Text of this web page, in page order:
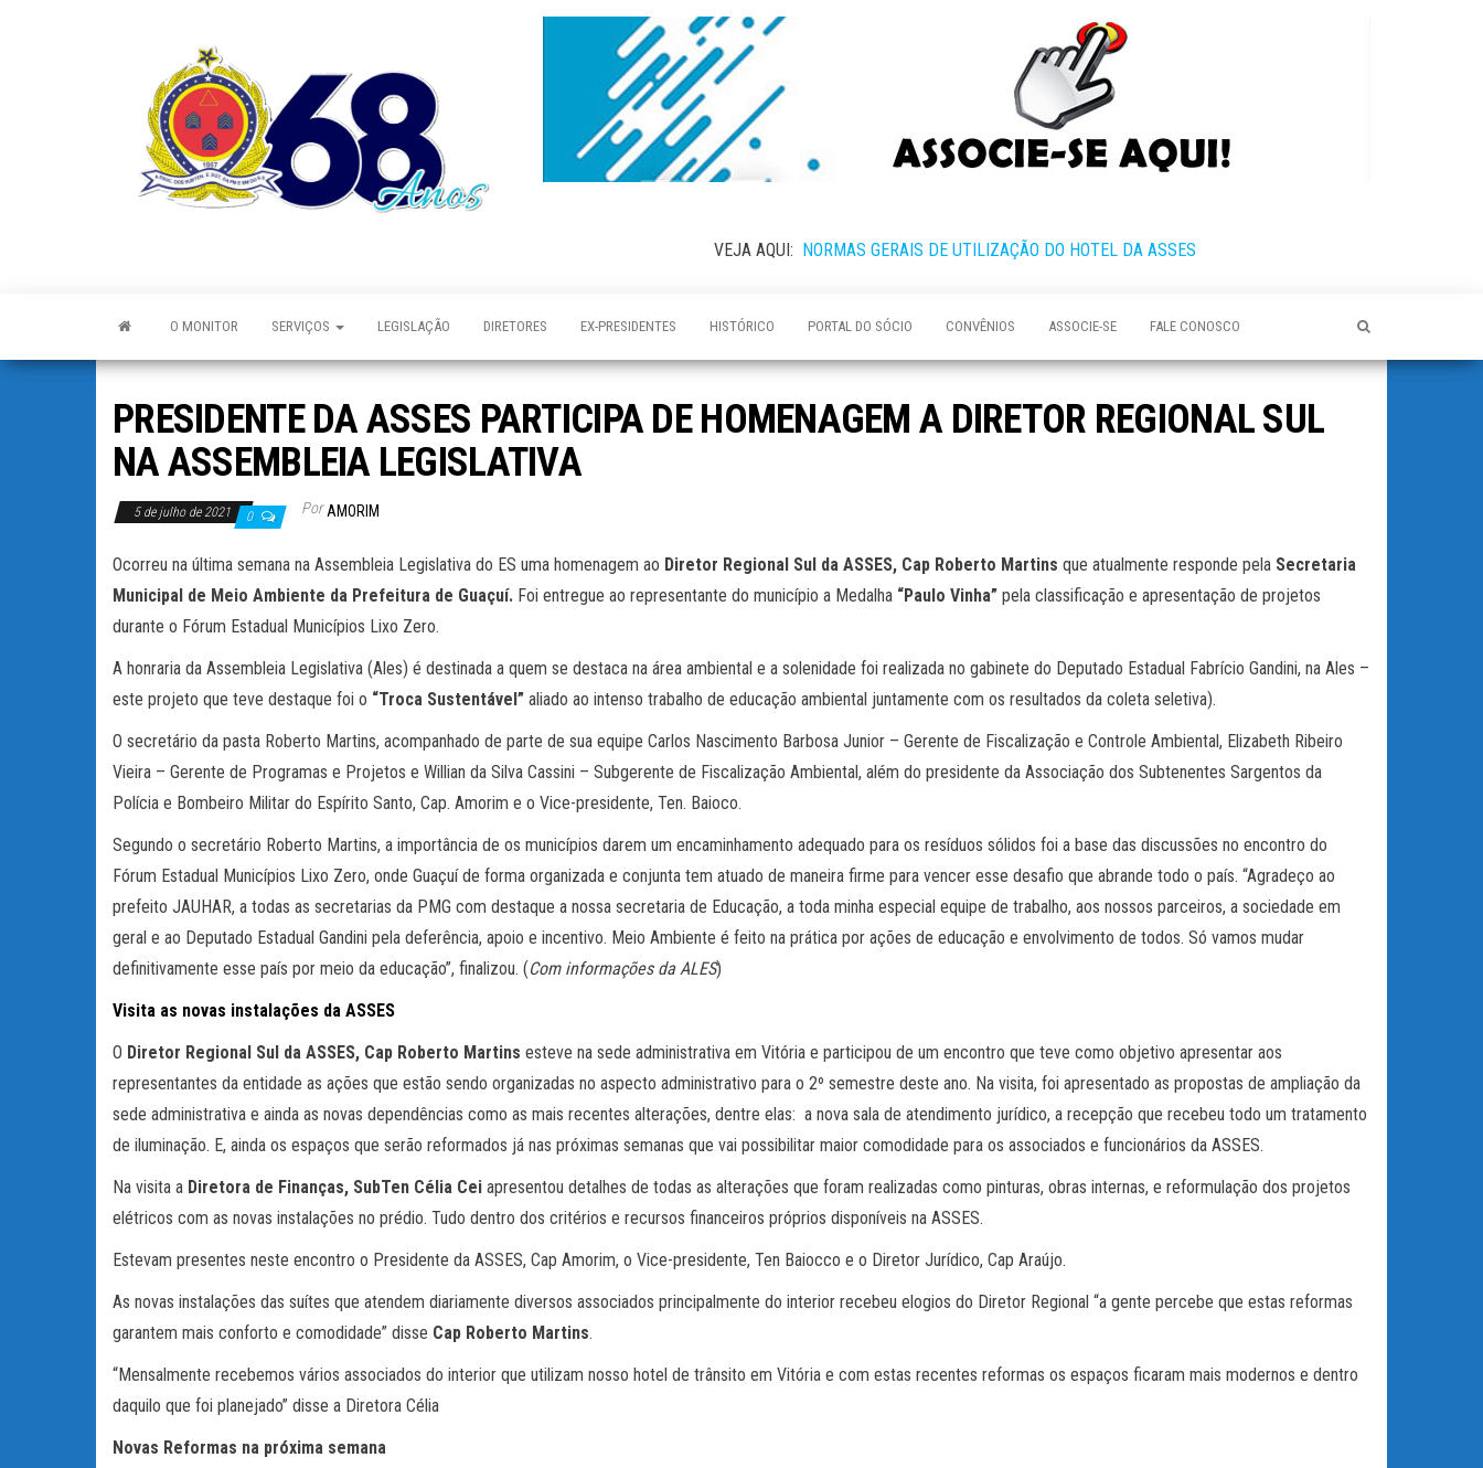
VEJA AQUI: NORMAS GERAIS DE UTILIZAÇÃO DO HOTEL DA ASSES
O MONITOR SERVIÇOS LEGISLAÇÃO DIRETORES EX-PRESIDENTES HISTÓRICO PORTAL DO SÓCIO CONVÊNIOS ASSOCIE-SE FALE CONOSCO
PRESIDENTE DA ASSES PARTICIPA DE HOMENAGEM A DIRETOR REGIONAL SUL
NA ASSEMBLEIA LEGISLATIVA
5 de julho de 2021 0 Por AMORIM
Ocorreu na última semana na Assembleia Legislativa do ES uma homenagem ao Diretor Regional Sul da ASSES, Cap Roberto Martins que atualmente responde pela Secretaria
Municipal de Meio Ambiente da Prefeitura de Guaçuí. Foi entregue ao representante do município a Medalha “Paulo Vinha” pela classificação e apresentação de projetos
durante o Fórum Estadual Municípios Lixo Zero.
A honraria da Assembleia Legislativa (Ales) é destinada a quem se destaca na área ambiental e a solenidade foi realizada no gabinete do Deputado Estadual Fabrício Gandini, na Ales –
este projeto que teve destaque foi o “Troca Sustentável” aliado ao intenso trabalho de educação ambiental juntamente com os resultados da coleta seletiva).
O secretário da pasta Roberto Martins, acompanhado de parte de sua equipe Carlos Nascimento Barbosa Junior – Gerente de Fiscalização e Controle Ambiental, Elizabeth Ribeiro
Vieira – Gerente de Programas e Projetos e Willian da Silva Cassini – Subgerente de Fiscalização Ambiental, além do presidente da Associação dos Subtenentes Sargentos da
Polícia e Bombeiro Militar do Espírito Santo, Cap. Amorim e o Vice-presidente, Ten. Baioco.
Segundo o secretário Roberto Martins, a importância de os municípios darem um encaminhamento adequado para os resíduos sólidos foi a base das discussões no encontro do
Fórum Estadual Municípios Lixo Zero, onde Guaçuí de forma organizada e conjunta tem atuado de maneira firme para vencer esse desafio que abrande todo o país. “Agradeço ao
prefeito JAUHAR, a todas as secretarias da PMG com destaque a nossa secretaria de Educação, a toda minha especial equipe de trabalho, aos nossos parceiros, a sociedade em
geral e ao Deputado Estadual Gandini pela deferência, apoio e incentivo. Meio Ambiente é feito na prática por ações de educação e envolvimento de todos. Só vamos mudar
definitivamente esse país por meio da educação”, finalizou. (Com informações da ALES)
Visita as novas instalações da ASSES
O Diretor Regional Sul da ASSES, Cap Roberto Martins esteve na sede administrativa em Vitória e participou de um encontro que teve como objetivo apresentar aos
representantes da entidade as ações que estão sendo organizadas no aspecto administrativo para o 2º semestre deste ano. Na visita, foi apresentado as propostas de ampliação da
sede administrativa e ainda as novas dependências como as mais recentes alterações, dentre elas: a nova sala de atendimento jurídico, a recepção que recebeu todo um tratamento
de iluminação. E, ainda os espaços que serão reformados já nas próximas semanas que vai possibilitar maior comodidade para os associados e funcionários da ASSES.
Na visita a Diretora de Finanças, SubTen Célia Cei apresentou detalhes de todas as alterações que foram realizadas como pinturas, obras internas, e reformulação dos projetos
elétricos com as novas instalações no prédio. Tudo dentro dos critérios e recursos financeiros próprios disponíveis na ASSES.
Estevam presentes neste encontro o Presidente da ASSES, Cap Amorim, o Vice-presidente, Ten Baiocco e o Diretor Jurídico, Cap Araújo.
As novas instalações das suítes que atendem diariamente diversos associados principalmente do interior recebeu elogios do Diretor Regional “a gente percebe que estas reformas
garantem mais conforto e comodidade” disse Cap Roberto Martins.
“Mensalmente recebemos vários associados do interior que utilizam nosso hotel de trânsito em Vitória e com estas recentes reformas os espaços ficaram mais modernos e dentro
daquilo que foi planejado” disse a Diretora Célia
Novas Reformas na próxima semana